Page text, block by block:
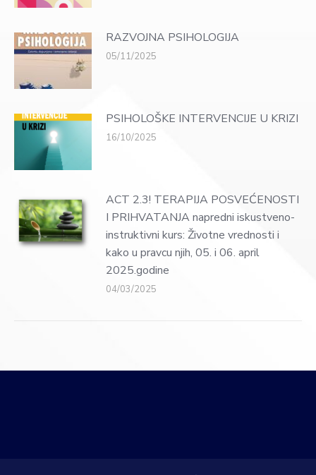
RAZVOJNA PSIHOLOGIJA
05/11/2025
PSIHOLOŠKE INTERVENCIJE U KRIZI
16/10/2025
ACT 2.3! TERAPIJA POSVEĆENOSTI
I PRIHVATANJA napredni iskustveno-
instruktivni kurs: Životne vrednosti i
kako u pravcu njih, 05. i 06. april
2025.godine
04/03/2025